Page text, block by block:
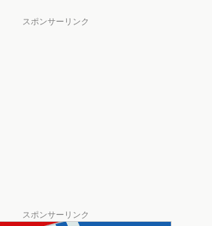
スポンサーリンク
スポンサーリンク